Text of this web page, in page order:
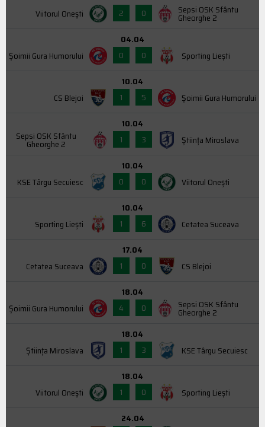
Viitorul Onești
2
0 Sepsi OSK Sfântu
Gheorghe 2
Şoimii Gura Humorului
04.04
0
0 Sporting Liești
CS Blejoi
10.04
1
5 Şoimii Gura Humorului
Sepsi OSK Sfântu
Gheorghe 2
10.04
1
3 Știința Miroslava
KSE Târgu Secuiesc
10.04
0
0 Viitorul Onești
Sporting Liești
10.04
1
6 Cetatea Suceava
Cetatea Suceava
17.04
1
0 CS Blejoi
Şoimii Gura Humorului
18.04
4
0 Sepsi OSK Sfântu
Gheorghe 2
Știința Miroslava
18.04
1
3 KSE Târgu Secuiesc
Viitorul Onești
18.04
1
0 Sporting Liești
24.04